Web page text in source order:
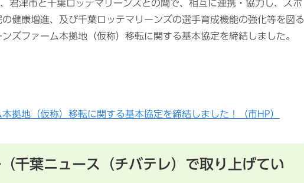
君津市と千葉ロッテマリーンズとの間で、相互に連携・協力し、スポ
健康増進、及び千葉ロッテマリーンズの選手育成機能の強化等を図る
ズファーム本拠地（仮称）移転に関する基本協定を締結しました。
拠地（仮称）移転に関する基本協定を締結しました！（市HP）
千葉ニュース（チバテレ）で取り上げてい